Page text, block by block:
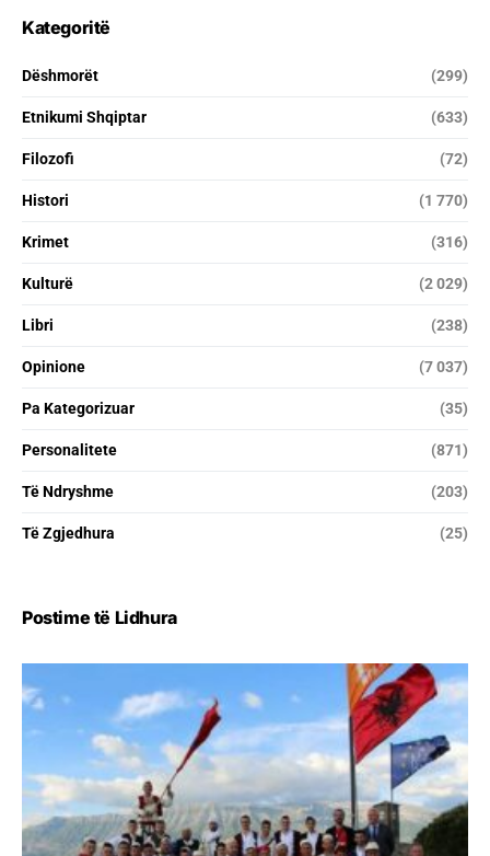
Kategoritë
Dëshmorët (299)
Etnikumi Shqiptar (633)
Filozofi (72)
Histori (1 770)
Krimet (316)
Kulturë (2 029)
Libri (238)
Opinione (7 037)
Pa Kategorizuar (35)
Personalitete (871)
Të Ndryshme (203)
Të Zgjedhura (25)
Postime të Lidhura